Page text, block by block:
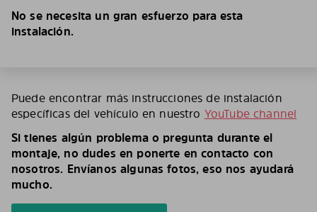
No se necesita un gran esfuerzo para esta
instalación.
Puede encontrar más instrucciones de instalación
específicas del vehículo en nuestro YouTube channel
Si tienes algún problema o pregunta durante el
montaje, no dudes en ponerte en contacto con
nosotros. Envíanos algunas fotos, eso nos ayudará
mucho.